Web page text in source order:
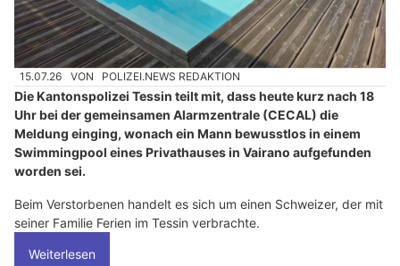
15.07.26 VON POLIZEI.NEWS REDAKTION
Die Kantonspolizei Tessin teilt mit, dass heute kurz nach 18
Uhr bei der gemeinsamen Alarmzentrale (CECAL) die
Meldung einging, wonach ein Mann bewusstlos in einem
Swimmingpool eines Privathauses in Vairano aufgefunden
worden sei.
Beim Verstorbenen handelt es sich um einen Schweizer, der mit
seiner Familie Ferien im Tessin verbrachte.
Weiterlesen